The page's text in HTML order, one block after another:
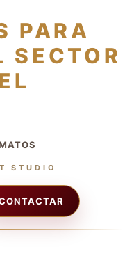
PARA
SECTOR
STUDIO